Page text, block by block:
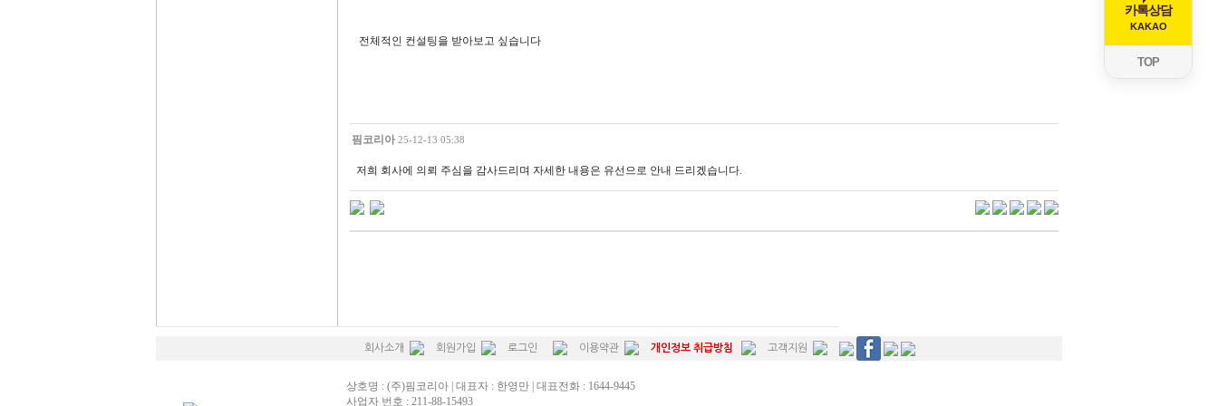
카톡상담
KAKAO
TOP
전체적인 컨설팅을 받아보고 싶습니다
핌코리아 25-12-13 05:38
저희 회사에 의뢰 주심을 감사드리며 자세한 내용은 유선으로 안내 드리겠습니다.
회사소개 회원가입 로그인 이용약관 개인정보 취급방침 고객지원
상호명 : (주)핌코리아 | 대표자 : 한영만 | 대표전화 : 1644-9445
사업자 번호 : 211-88-15493